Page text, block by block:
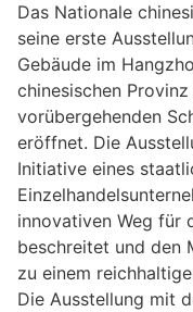
Das Nationale
seine erste
Gebäude im
chinesischen
vorübergehenden
eröffnet. Die
Initiative eines
innovativen Weg für
beschreitet und den
zu einem
Die Ausstellung mit